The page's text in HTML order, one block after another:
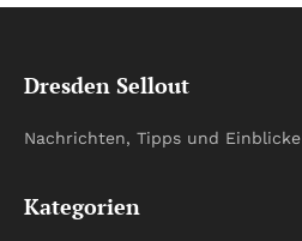
Dresden Sellout
Nachrichten, Tipps und Einblicke
Kategorien